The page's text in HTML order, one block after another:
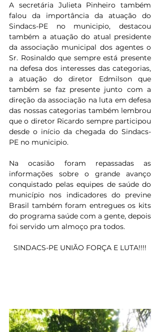
A secretária Julieta Pinheiro também
falou da importância da atuação do
Sindacs-PE no municipio, destacou
também a atuação do atual presidente
da associação municipal dos agentes o
Sr. Rosinaldo que sempre está presente
na defesa dos interesses das categorias,
a atuação do diretor Edmilson que
também se faz presente junto com a
direção da associação na luta em defesa
das nossas categorias também lembrou
que o diretor Ricardo sempre participou
desde o início da chegada do Sindacs-
PE no municipio.
Na ocasião foram repassadas as
informações sobre o grande avanço
conquistado pelas equipes de saúde do
município nos indicadores do previne
Brasil também foram entregues os kits
do programa saúde com a gente, depois
foi servido um almoço pra todos.
SINDACS-PE UNIÃO FORÇA E LUTA!!!!